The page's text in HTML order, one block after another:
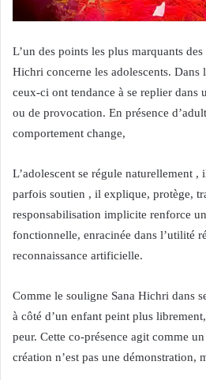
L’un des points les plus marquants
Hichri concerne les adolescents. Dans
ceux-ci ont tendance à se replier dans
ou de provocation. En présence
comportement change,
L’adolescent se régule naturellement
parfois soutien , il explique, protège,
responsabilisation implicite renforce
fonctionnelle, enracinée dans l’utilité
reconnaissance artificielle.
Comme le souligne Sana Hichri dans
à côté d’un enfant peint plus
peur. Cette co-présence agit comme
création n’est pas une démonstration,